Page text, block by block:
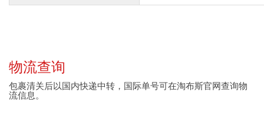
物流查询
包裹清关后以国内快递中转，国际单号可在淘布斯官网查询物
流信息。